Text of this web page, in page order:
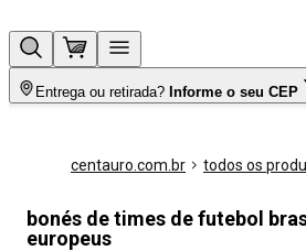
Entrega ou retirada? Informe o seu CEP
centauro.com.br todos os
bonés de times de futebol
europeus